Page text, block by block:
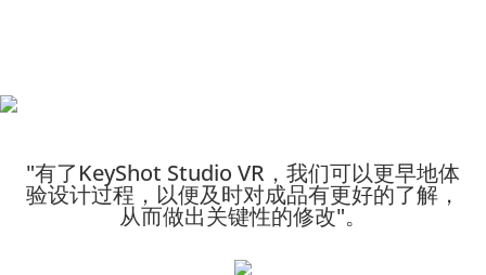
"有了KeyShot Studio VR，我们可以更早地体
验设计过程，以便及时对成品有更好的了解，
从而做出关键性的修改"。